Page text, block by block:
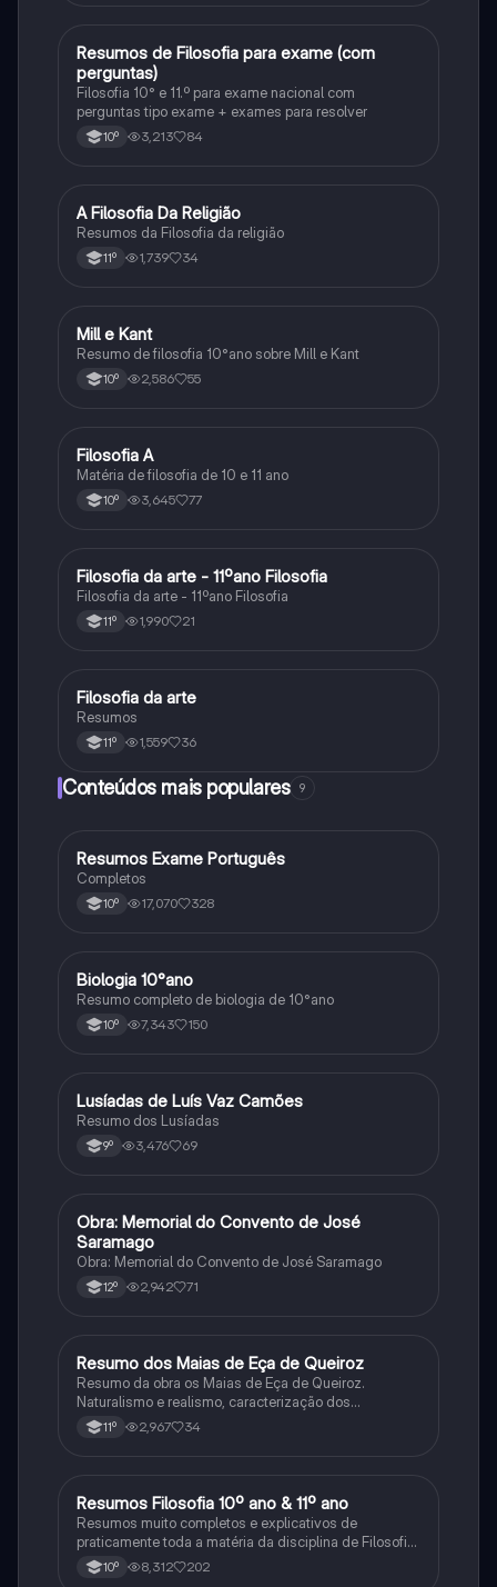
Filosofia
Resumos de Filosofia para exame (com
perguntas)
Filosofia 10° e 11.º para exame nacional com
perguntas tipo exame + exames para resolver
10º 3,213 84
Filosofia
A Filosofia Da Religião
Resumos da Filosofia da religião
11º 1,739 34
Filosofia
Mill e Kant
Resumo de filosofia 10°ano sobre Mill e Kant
10º 2,586 55
Filosofia
Filosofia A
Matéria de filosofia de 10 e 11 ano
10º 3,645 77
Filosofia
Filosofia da arte - 11ºano Filosofia
Filosofia da arte - 11ºano Filosofia
11º 1,990 21
Filosofia
Filosofia da arte
Resumos
11º 1,559 36
Conteúdos mais populares 9
Português
Resumos Exame Português
Completos
10º 17,070 328
Biologia
Biologia 10°ano
Resumo completo de biologia de 10°ano
10º 7,343 150
Português
Lusíadas de Luís Vaz Camões
Resumo dos Lusíadas
9º 3,476 69
Português
Obra: Memorial do Convento de José
Saramago
Obra: Memorial do Convento de José Saramago
12º 2,942 71
Português
Resumo dos Maias de Eça de Queiroz
Resumo da obra os Maias de Eça de Queiroz.
Naturalismo e realismo, caracterização dos
personagens e contexto histórico.
11º 2,967 34
Filosofia
Resumos Filosofia 10º ano & 11º ano
Resumos muito completos e explicativos de
praticamente toda a matéria da disciplina de Filosofia
10º 8,312 202